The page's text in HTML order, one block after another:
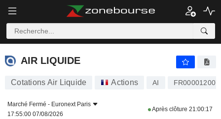
AIR LIQUIDE 172,38
AIR LIQUIDE
Cotations Air Liquide Actions AI
Marché Fermé - Euronext Paris
17:55:00 07/08/2026
Après clôture 21:00:17